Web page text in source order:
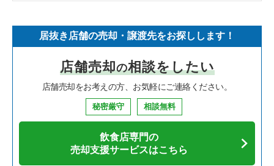
寿司の居抜き売却物件の案件一覧
焼肉の居抜き売却物件の案件一覧
鉄板焼き・お好み焼の居抜き売却物件の案件一覧
カフェの居抜き売却物件の案件一覧
神奈川県の飲食店の居抜き売却物件の案件一覧
大阪府の飲食店の居抜き売却物件の案件一覧
兵庫県の飲食店の居抜き売却物件の案件一覧
愛知県の飲食店の居抜き売却物件の案件一覧
新宿区の飲食店の居抜き売却物件の案件一覧
葛飾区の飲食店の居抜き売却物件の案件一覧
中央区の飲食店の居抜き売却物件の案件一覧
千代田区の飲食店の居抜き売却物件の案件一覧
東京23区のイタリア料理の居抜き売却物件の案件一覧
東京23区の中華の居抜き売却物件の案件一覧
東京23区のそば・うどんの居抜き売却物件の案件一覧
東京23区の焼肉の居抜き売却物件の案件一覧
不動前駅の鉄板焼き・お好み焼の居抜き売却物件の案件一覧
不動前駅のお弁当・惣菜・デリの居抜き売却物件の案件一覧
不動前駅の居酒屋・ダイニングバーの居抜き売却物件の案件一
居抜き店舗の売却・譲渡先をお探しします！
店舗売却の相談をしたい
店舗売却をお考えの方、お気軽にご連絡ください。
秘密厳守 相談無料
飲食店専門の
売却支援サービスはこちら